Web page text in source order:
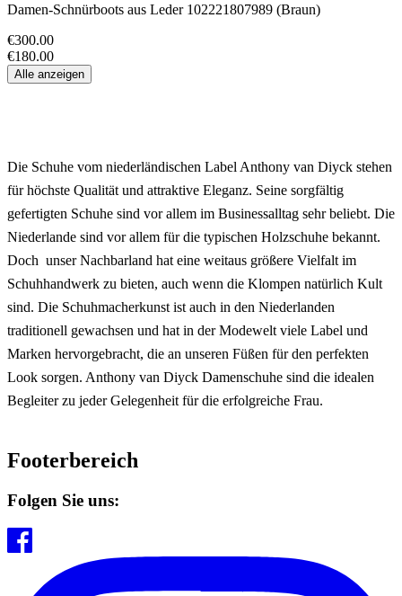
Damen-Schnürboots aus Leder 102221807989 (Braun)
€300.00
€180.00
Alle anzeigen
Die Schuhe vom niederländischen Label Anthony van Diyck stehen
für höchste Qualität und attraktive Eleganz. Seine sorgfältig
gefertigten Schuhe sind vor allem im Businessalltag sehr beliebt. Die
Niederlande sind vor allem für die typischen Holzschuhe bekannt.
Doch unser Nachbarland hat eine weitaus größere Vielfalt im
Schuhhandwerk zu bieten, auch wenn die Klompen natürlich Kult
sind. Die Schuhmacherkunst ist auch in den Niederlanden
traditionell gewachsen und hat in der Modewelt viele Label und
Marken hervorgebracht, die an unseren Füßen für den perfekten
Look sorgen. Anthony van Diyck Damenschuhe sind die idealen
Begleiter zu jeder Gelegenheit für die erfolgreiche Frau.
Footerbereich
Folgen Sie uns: